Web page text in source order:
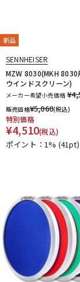
新品
SENNHEISER
MZW 8030(MKH 8030
ウインドスクリーン)
メーカー希望小売価格
販売価格¥5,060(税込)
特別価格
¥4,510(税込)
ポイント：1% (41pt)